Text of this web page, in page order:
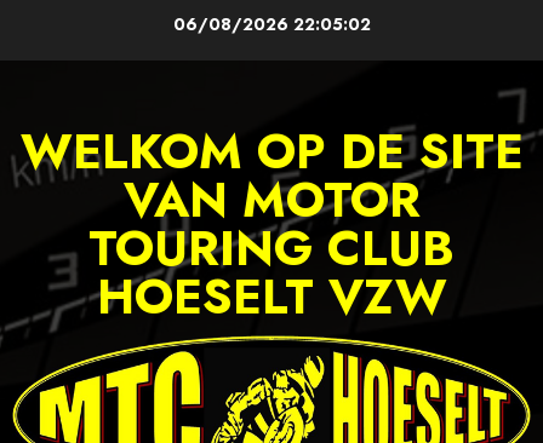
06/08/2026 22:05:02
WELKOM OP DE SITE
VAN MOTOR
TOURING CLUB
HOESELT VZW